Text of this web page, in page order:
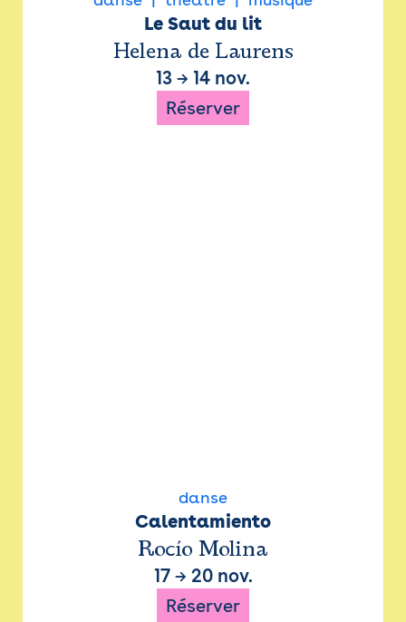
Le Saut du lit
Helena de Laurens
13 → 14 nov.
Réserver
danse
Calentamiento
Rocío Molina
17→ 20 nov.
Réserver